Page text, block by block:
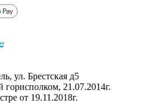
ул. Брестская д5
21.07.2014г.
от 19.11.2018г.